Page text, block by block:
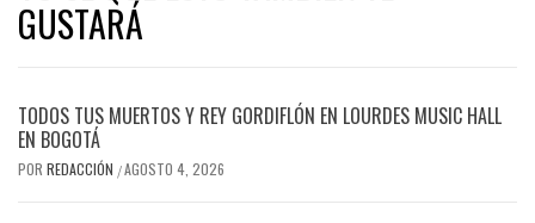
GUSTARÁ
TODOS TUS MUERTOS Y REY GORDIFLÓN EN LOURDES MUSIC HALL
EN BOGOTÁ
POR REDACCIÓN /AGOSTO 4, 2026